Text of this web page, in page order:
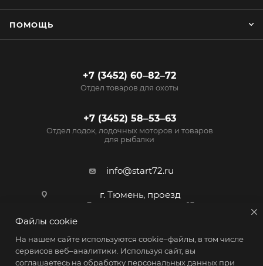
ПОМОЩЬ
+7 (3452) 60‒82‒72
Отдел товаров для охоты
+7 (3452) 58‒53‒63
Отдел лодок, лодочных моторов и товаров
для рыбалки
info@start72.ru
г. Тюмень, проезд
Геологоразведчиков, 15
Файлы cookie
На нашем сайте используются cookie–файлы, в том числе
сервисов веб–аналитики. Используя сайт, вы
соглашаетесь на обработку персональных данных при